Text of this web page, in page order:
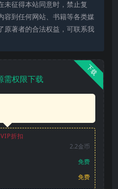
未征得本站同意时，禁止复
容到任何网站、书籍等各类媒
原著者的合法权益，可联系我
下载
需权限下载
VIP折扣
2.2金币
免费
免费